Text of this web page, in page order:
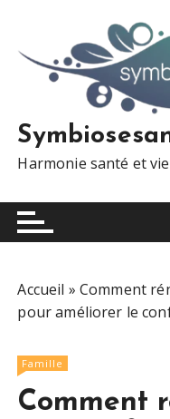
Harmonie santé et
Accueil » Comment
pour améliorer le
Famille
Comment